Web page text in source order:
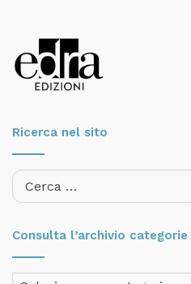
Ricerca nel sito
Consulta l’archivio categorie
Consulta